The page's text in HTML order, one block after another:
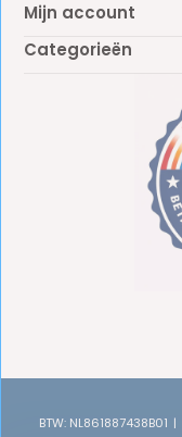
Mijn account
Categorieën
BTW: NL861887438B01